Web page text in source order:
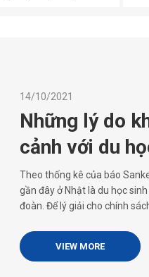
14/10/2021
Những lý do
cảnh với du
Theo thống kê của báo
gần đây ở Nhật là du học
đoàn. Để lý giải cho chính
VIEW MORE